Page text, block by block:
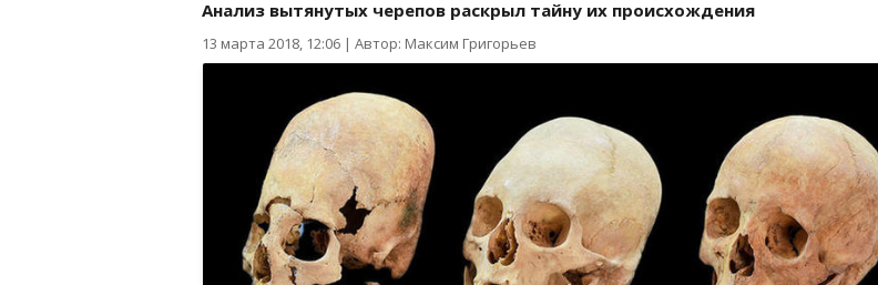
Анализ вытянутых черепов раскрыл тайну их происхождения
13 марта 2018, 12:06 | Автор: Максим Григорьев